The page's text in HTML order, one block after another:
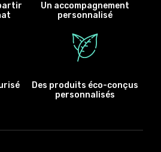
Un accompagnement
personnalisé
Des produits éco-conçus
personnalisés